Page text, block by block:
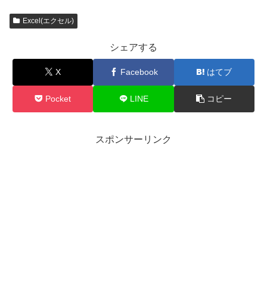
Excel(エクセル)
シェアする
X Facebook はてブ
Pocket LINE コピー
スポンサーリンク